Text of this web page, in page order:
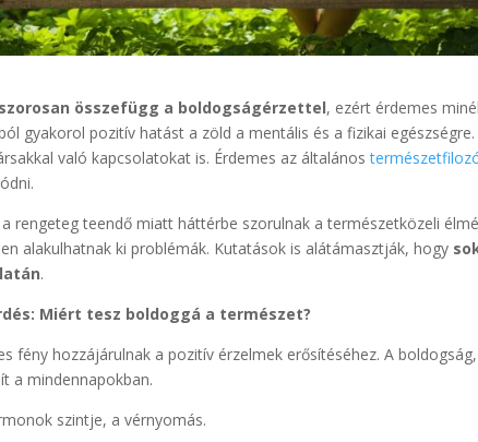
összefügg a boldogságérzettel, ezért érdemes
gyakorol pozitív hatást a zöld a mentális és a fizikai egészségre.
való kapcsolatokat is. Érdemes az általános
rengeteg teendő miatt háttérbe szorulnak a természetközeli
alakulhatnak ki problémák. Kutatások is alátámasztják, hogy
.
Miért tesz boldoggá a természet?
fény hozzájárulnak a pozitív érzelmek erősítéséhez. A
a mindennapokban.
szintje, a vérnyomás.